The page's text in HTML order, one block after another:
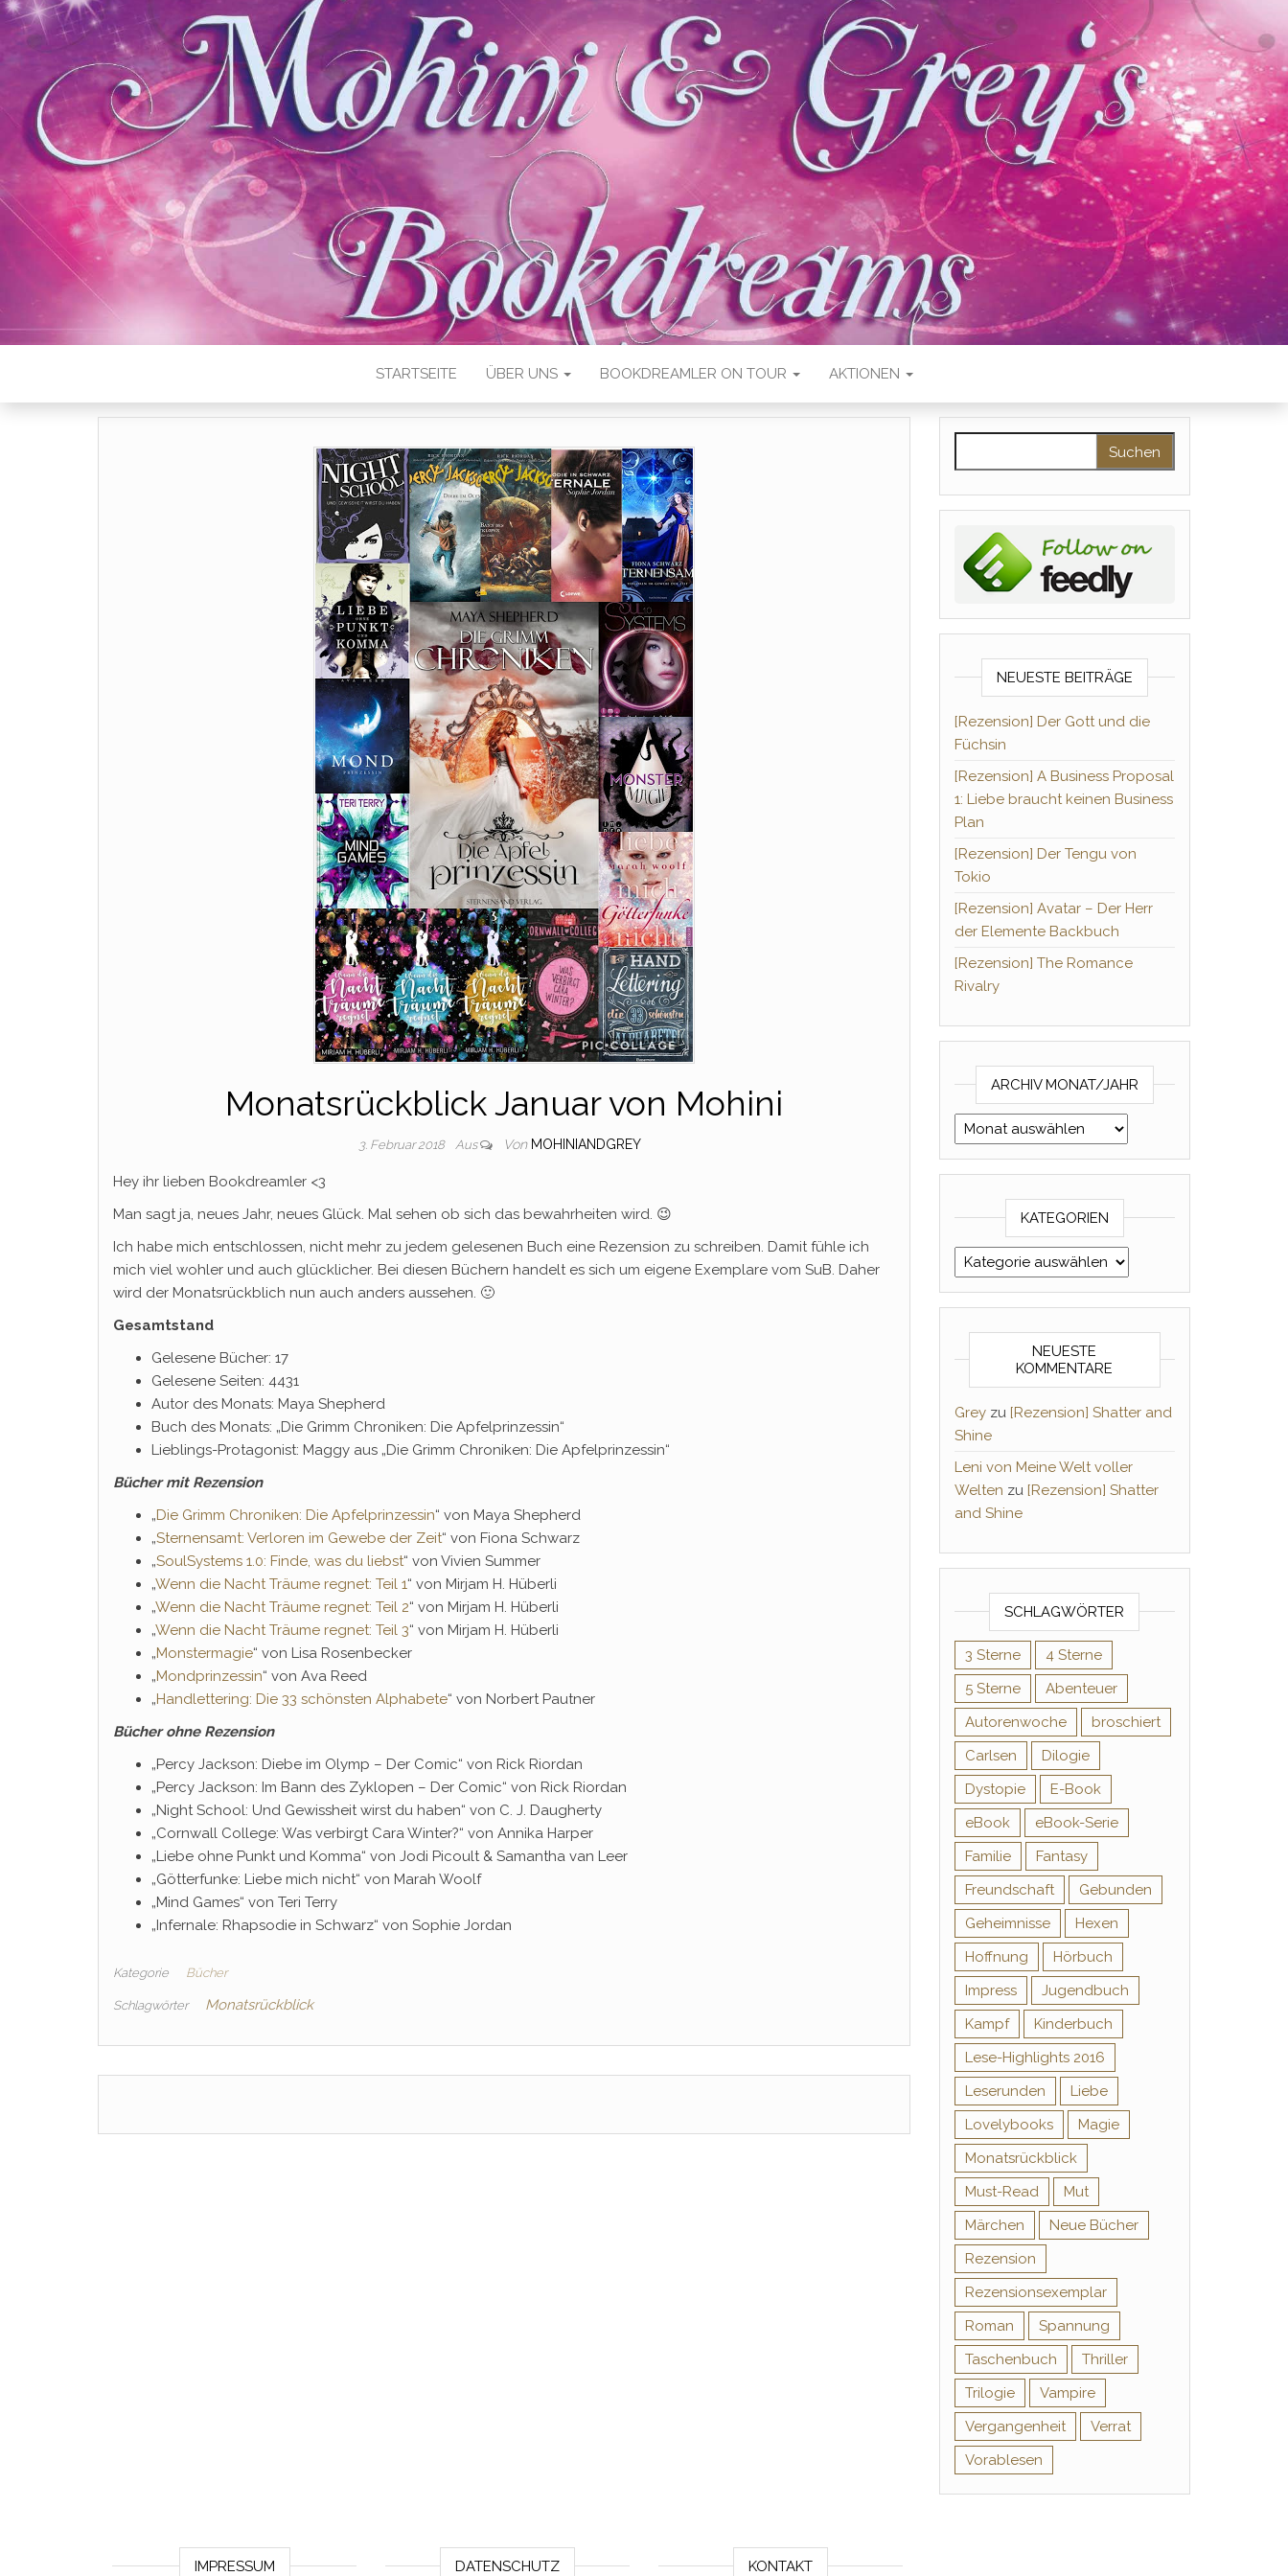
STARTSEITE ÜBER UNS BOOKDREAMLER ON TOUR AKTIONEN
Monatsrückblick Januar von Mohini
3. Februar 2018 Aus Von MOHINIANDGREY
Hey ihr lieben Bookdreamler <3
Man sagt ja, neues Jahr, neues Glück. Mal sehen ob sich das bewahrheiten wird. 😉
Ich habe mich entschlossen, nicht mehr zu jedem gelesenen Buch eine Rezension zu schreiben. Damit fühle ich
mich viel wohler und auch glücklicher. Bei diesen Büchern handelt es sich um eigene Exemplare vom SuB. Daher
wird der Monatsrückblich nun auch anders aussehen. 🙂
Gesamtstand
Gelesene Bücher: 17
Gelesene Seiten: 4431
Autor des Monats: Maya Shepherd
Buch des Monats: „Die Grimm Chroniken: Die Apfelprinzessin“
Lieblings-Protagonist: Maggy aus „Die Grimm Chroniken: Die Apfelprinzessin“
Bücher mit Rezension
„Die Grimm Chroniken: Die Apfelprinzessin“ von Maya Shepherd
„Sternensamt: Verloren im Gewebe der Zeit“ von Fiona Schwarz
„SoulSystems 1.0: Finde, was du liebst“ von Vivien Summer
„Wenn die Nacht Träume regnet: Teil 1“ von Mirjam H. Hüberli
„Wenn die Nacht Träume regnet: Teil 2“ von Mirjam H. Hüberli
„Wenn die Nacht Träume regnet: Teil 3“ von Mirjam H. Hüberli
„Monstermagie“ von Lisa Rosenbecker
„Mondprinzessin“ von Ava Reed
„Handlettering: Die 33 schönsten Alphabete“ von Norbert Pautner
Bücher ohne Rezension
„Percy Jackson: Diebe im Olymp – Der Comic“ von Rick Riordan
„Percy Jackson: Im Bann des Zyklopen – Der Comic“ von Rick Riordan
„Night School: Und Gewissheit wirst du haben“ von C. J. Daugherty
„Cornwall College: Was verbirgt Cara Winter?“ von Annika Harper
„Liebe ohne Punkt und Komma“ von Jodi Picoult & Samantha van Leer
„Götterfunke: Liebe mich nicht“ von Marah Woolf
„Mind Games“ von Teri Terry
„Infernale: Rhapsodie in Schwarz“ von Sophie Jordan
Kategorie Bücher
Schlagwörter Monatsrückblick
NEUESTE BEITRÄGE
[Rezension] Der Gott und die
Füchsin
[Rezension] A Business Proposal
1: Liebe braucht keinen Business
Plan
[Rezension] Der Tengu von
Tokio
[Rezension] Avatar – Der Herr
der Elemente Backbuch
[Rezension] The Romance
Rivalry
ARCHIV MONAT/JAHR
Archiv Monat/Jahr
KATEGORIEN
Kategorien
NEUESTE
KOMMENTARE
Greyzu [Rezension] Shatter and
Shine
Leni von Meine Welt voller
Welten zu [Rezension] Shatter
and Shine
SCHLAGWÖRTER
3 Sterne
4 Sterne
5 Sterne
Abenteuer
Autorenwoche
broschiert
Carlsen
Dilogie
Dystopie
E-Book
eBook
eBook-Serie
Familie
Fantasy
Freundschaft
Gebunden
Geheimnisse
Hexen
Hoffnung
Hörbuch
Impress
Jugendbuch
Kampf
Kinderbuch
Lese-Highlights 2016
Leserunden
Liebe
Lovelybooks
Magie
Monatsrückblick
Must-Read
Mut
Märchen
Neue Bücher
Rezension
Rezensionsexemplar
Roman
Spannung
Taschenbuch
Thriller
Trilogie
Vampire
Vergangenheit
Verrat
Vorablesen
IMPRESSUM DATENSCHUTZ KONTAKT